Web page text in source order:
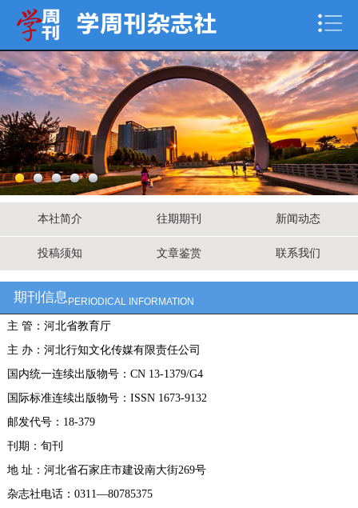
本社简介 往期期刊 新闻动态
投稿须知 文章鉴赏 联系我们
期刊信息 PERIODICAL INFORMATION
主 管：河北省教育厅
主 办：河北行知文化传媒有限责任公司
国内统一连续出版物号：CN 13-1379/G4
国际标准连续出版物号：ISSN 1673-9132
邮发代号：18-379
刊期：旬刊
地 址：河北省石家庄市建设南大街269号
杂志社电话：0311—80785375